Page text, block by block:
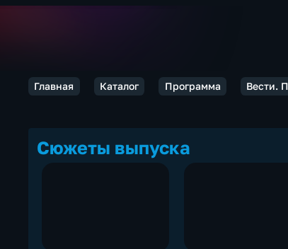
Главная Каталог Программа Вести.
Сюжеты выпуска